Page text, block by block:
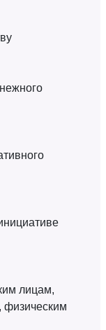
лицам,
физическим